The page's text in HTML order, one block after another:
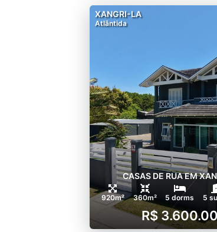
XANGRI-LA
Atlântida
CASAS DE RUA EM
920m² 360m² 5 dorms 5
R$